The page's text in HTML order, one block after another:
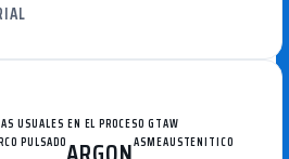
USUALES EN EL PROCESO GTAW
PULSADO ASMEAUSTENITICO